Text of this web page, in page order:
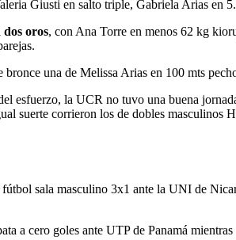
Giusti en salto triple, Gabriela Arias en
oros, con Ana Torre en menos 62 kg
bronce una de Melissa Arias en 100 mts
esfuerzo, la UCR no tuvo una buena
suerte corrieron los de dobles
sala masculino 3x1 ante la UNI de
a cero goles ante UTP de Panamá